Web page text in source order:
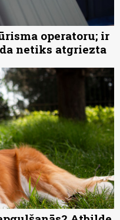
operatoru; ir
netiks atgriezta